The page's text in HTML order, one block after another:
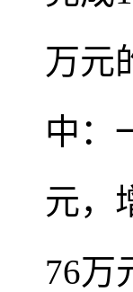
万元
中：
元，
76万